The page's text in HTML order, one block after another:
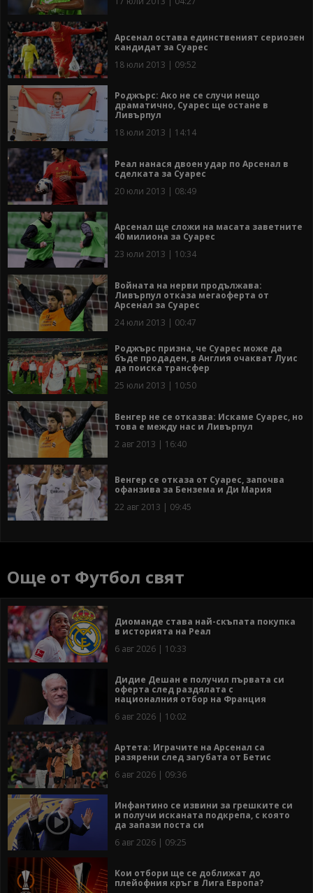
Арсенал остава единственият сериозен
кандидат за Суарес
18 юли 2013 | 09:52
Роджърс: Ако не се случи нещо
драматично, Суарес ще остане в
Ливърпул
18 юли 2013 | 14:14
Реал нанася двоен удар по Арсенал в
сделката за Суарес
20 юли 2013 | 08:49
Арсенал ще сложи на масата заветните
40 милиона за Суарес
23 юли 2013 | 10:34
Войната на нерви продължава:
Ливърпул отказа мегаоферта от
Арсенал за Суарес
24 юли 2013 | 00:47
Роджърс призна, че Суарес може да
бъде продаден, в Англия очакват Луис
да поиска трансфер
25 юли 2013 | 10:50
Венгер не се отказва: Искаме Суарес, но
това е между нас и Ливърпул
2 авг 2013 | 16:40
Венгер се отказа от Суарес, започва
офанзива за Бензема и Ди Мария
22 авг 2013 | 09:45
Още от Футбол свят
Диоманде става най-скъпата покупка
в историята на Реал
6 авг 2026 | 10:33
Дидие Дешан е получил първата си
оферта след раздялата с
националния отбор на Франция
6 авг 2026 | 10:02
Артета: Играчите на Арсенал са
разярени след загубата от Бетис
6 авг 2026 | 09:36
Инфантино се извини за грешките си
и получи исканата подкрепа, с която
да запази поста си
6 авг 2026 | 09:25
Кои отбори ще се доближат до
плейофния кръг в Лига Европа?